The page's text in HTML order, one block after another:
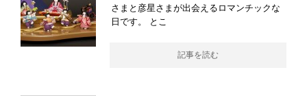
さまと彦星さまが出会えるロマンチックな
日です。 とこ
記事を読む